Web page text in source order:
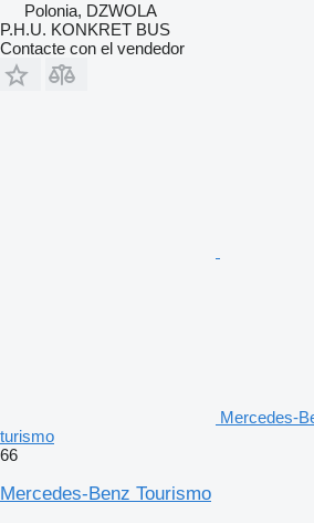
Polonia, DZWOLA
P.H.U. KONKRET BUS
Contacte con el vendedor
Mercedes-
turismo
66
Mercedes-Benz Tourismo